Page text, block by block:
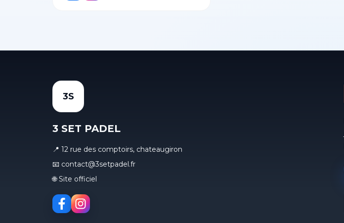
3S
3 SET PADEL
📍 12 rue des comptoirs, chateaugiron
📧 contact@3setpadel.fr
🌐 Site officiel